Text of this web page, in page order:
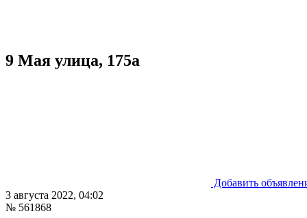
9 Мая улица, 175а
Добавить
3 августа 2022, 04:02
№ 561868